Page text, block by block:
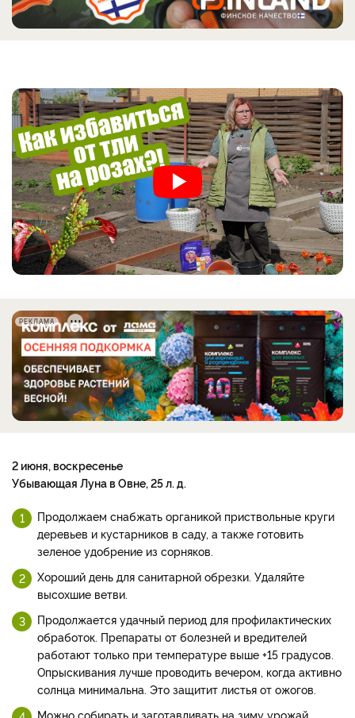
РЕКЛАМА
2 июня, воскресенье
Убывающая Луна в Овне, 25 л. д.
Продолжаем снабжать органикой приствольные круги
деревьев и кустарников в саду, а также готовить
зеленое удобрение из сорняков.
Хороший день для санитарной обрезки. Удаляйте
высохшие ветви.
Продолжается удачный период для профилактических
обработок. Препараты от болезней и вредителей
работают только при температуре выше +15 градусов.
Опрыскивания лучше проводить вечером, когда активно
солнца минимальна. Это защитит листья от ожогов.
Можно собирать и заготавливать на зиму урожай.